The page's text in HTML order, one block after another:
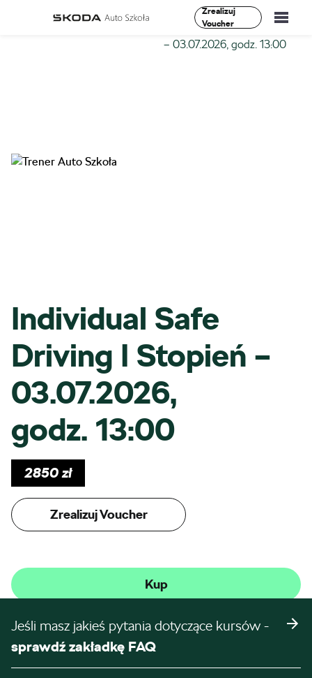
Zrealizuj
Voucher
Individual Safe Driving I Stopień
– 03.07.2026, godz. 13:00
Individual Safe
Driving I Stopień –
03.07.2026,
godz. 13:00
2850zł
Zrealizuj Voucher
Kup
Jeśli masz jakieś pytania dotyczące kursów -
sprawdź zakładkę FAQ